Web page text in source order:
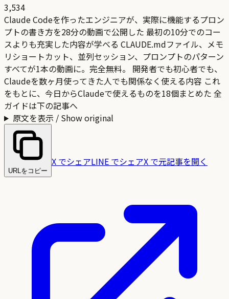
3,534
Claude Codeを作ったエンジニアが、実際に機能するプロン
プトの書き方を28分の動画で公開した 最初の10分でのコー
スよりも充実した内容が学べる CLAUDE.mdファイル、メモ
リショートカット、並列セッション、プロンプトのパターン
すべてが1本の動画に。完全無料。 開発者でも初心者でも、
Claudeを数ヶ月使ってきた人でも関係なく使える内容 これ
をもとに、今日からClaudeで使えるものを18個まとめた 全
ガイドは下の記事へ
原文を表示 / Show original
URLをコピー
X でシェアLINE でシェアX で元記事を開く